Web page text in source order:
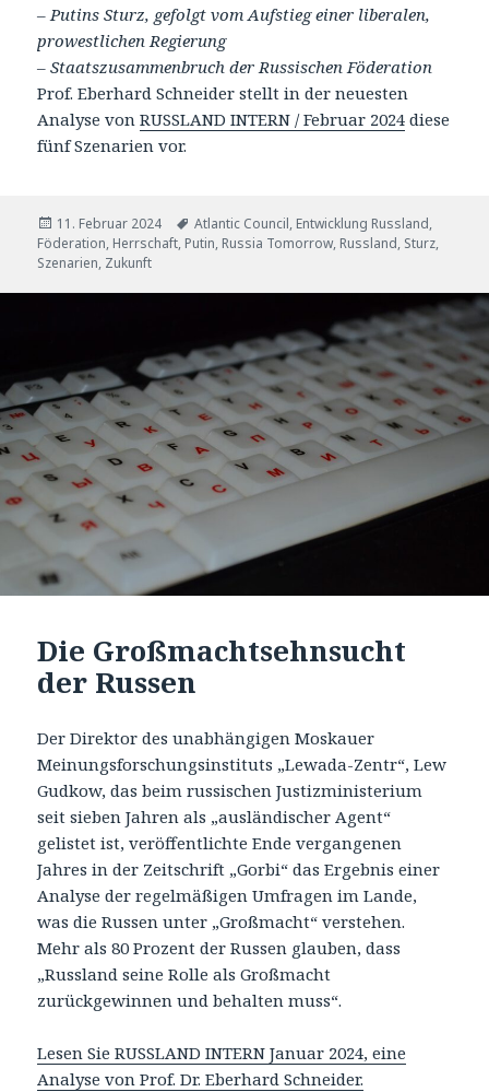
– Putins Sturz, gefolgt vom Aufstieg einer liberalen,
prowestlichen Regierung
– Staatszusammenbruch der Russischen Föderation
Prof. Eberhard Schneider stellt in der neuesten
Analyse vonRUSSLAND INTERN / Februar 2024 diese
fünf Szenarien vor.
Veröffentlicht
am
11. Februar 2024 Tags
Atlantic Council, Entwicklung Russland,
Föderation, Herrschaft, Putin, Russia Tomorrow, Russland, Sturz,
Szenarien, Zukunft
Die Großmachtsehnsucht
der Russen
Der Direktor des unabhängigen Moskauer
Meinungsforschungsinstituts „Lewada-Zentr“, Lew
Gudkow, das beim russischen Justizministerium
seit sieben Jahren als „ausländischer Agent“
gelistet ist, veröffentlichte Ende vergangenen
Jahres in der Zeitschrift „Gorbi“ das Ergebnis einer
Analyse der regelmäßigen Umfragen im Lande,
was die Russen unter „Großmacht“ verstehen.
Mehr als 80 Prozent der Russen glauben, dass
„Russland seine Rolle als Großmacht
zurückgewinnen und behalten muss“.
Lesen Sie RUSSLAND INTERN Januar 2024, eine
Analyse von Prof. Dr. Eberhard Schneider.